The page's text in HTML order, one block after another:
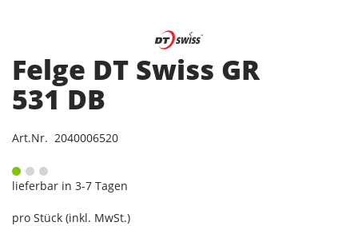
Felge DT Swiss GR
531 DB
Art.Nr. 2040006520
lieferbar in 3-7 Tagen
pro Stück (inkl. MwSt.)